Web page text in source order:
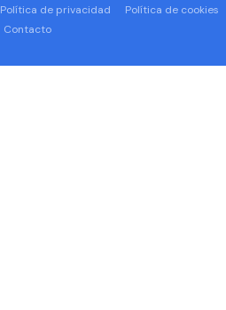
Política de privacidad
Política de cookies
Contacto